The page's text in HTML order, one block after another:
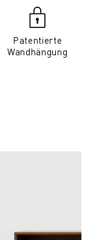
Patentierte
Wandhängung